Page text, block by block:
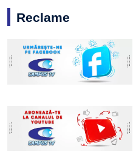
Reclame